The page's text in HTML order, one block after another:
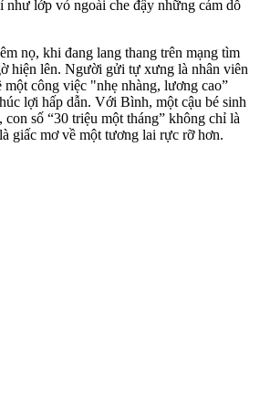
như lớp vỏ ngoài che đậy những cám dỗ
nọ, khi đang lang thang trên mạng tìm
hiện lên. Người gửi tự xưng là nhân viên
công việc "nhẹ nhàng, lương cao”
lợi hấp dẫn. Với Bình, một cậu bé sinh
con số “30 triệu một tháng” không chỉ là
giấc mơ về một tương lai rực rỡ hơn.